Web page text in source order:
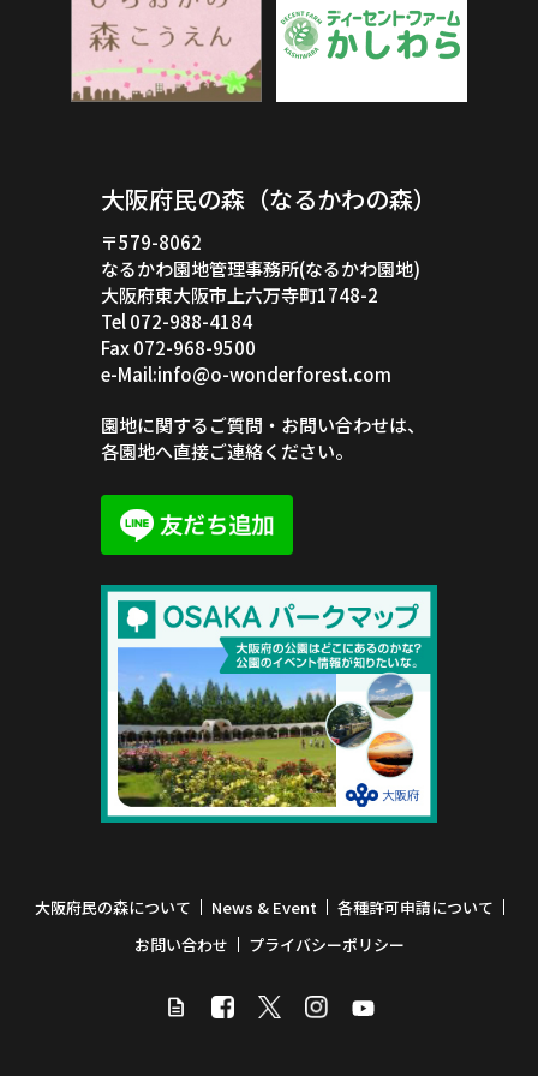
大阪府民の森（なるかわの森）
〒579-8062
なるかわ園地管理事務所(なるかわ園地)
大阪府東大阪市上六万寺町1748-2
Tel 072-988-4184
Fax 072-968-9500
e-Mail:info@o-wonderforest.com
園地に関するご質問・お問い合わせは、
各園地へ直接ご連絡ください。
大阪府民の森について News & Event
各種許可申請について
お問い合わせ
プライバシーポリシー